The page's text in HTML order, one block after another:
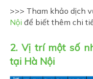
>>> Tham khảo dịch
Nội để biết thêm chi
2. Vị trí một số
tại Hà Nội